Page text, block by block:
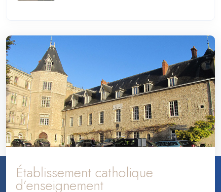
Établissement catholique
d’enseignement